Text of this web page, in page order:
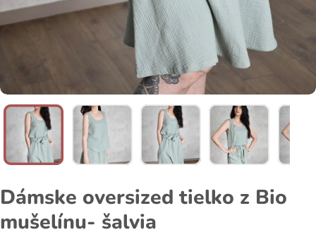
Dámske oversized tielko z Bio
mušelínu- šalvia